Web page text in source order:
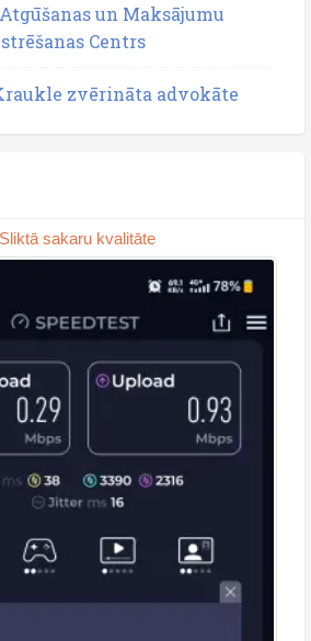
un Maksājumu
Centrs
zvērināta advokāte
Sliktā sakaru kvalitāte